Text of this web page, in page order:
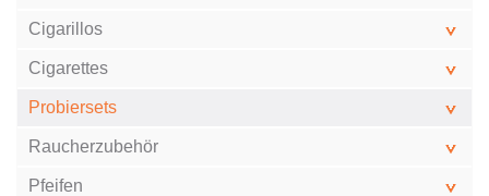
Cigarillos
Cigarettes
Probiersets
Raucherzubehör
Pfeifen